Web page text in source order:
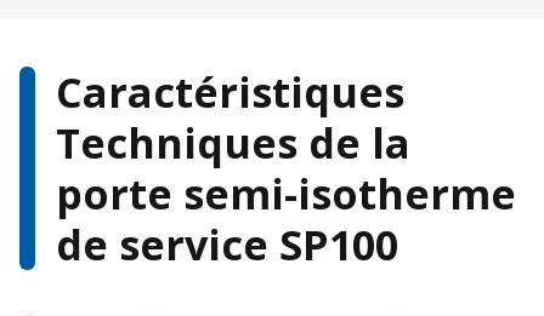
Caractéristiques
Techniques de la
porte semi-isotherme
de service SP100